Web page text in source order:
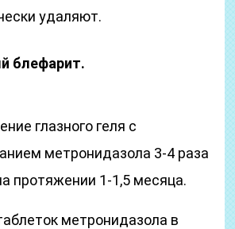
удаляют.
блефарит.
глазного геля с
метронидазола 3-4 раза
протяжении 1-1,5 месяца.
метронидазола в